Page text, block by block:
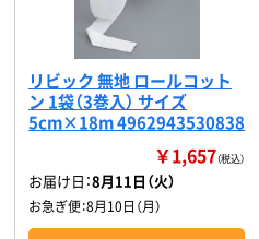
リビック 無地 ロールコット
ン 1袋（3巻入） サイズ
5cm×18m 4962943530838
￥1,657（税込）
お届け日：8月11日（火）
お急ぎ便：8月10日（月）